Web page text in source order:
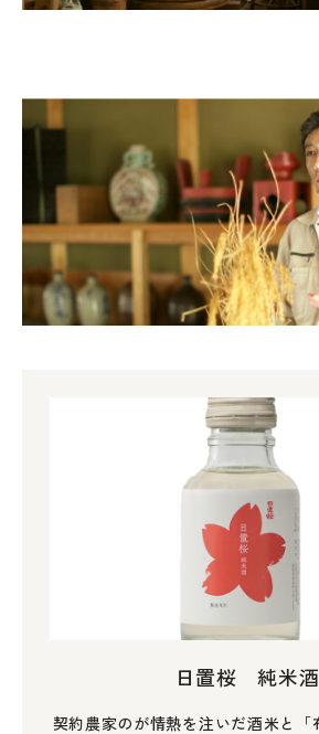
日置桜 純米酒
契約農家のが情熱を注いだ酒米と「